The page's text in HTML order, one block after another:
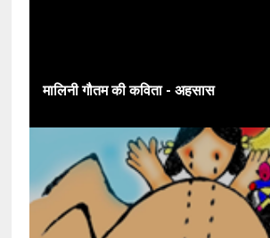
मालिनी गौतम की कविता - अहसास